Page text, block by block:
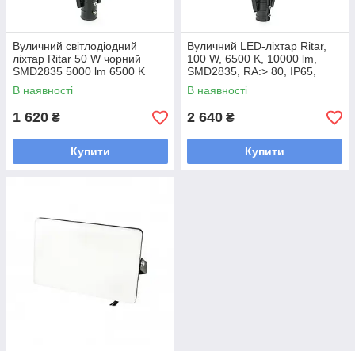
Вуличний світлодіодний
ліхтар Ritar 50 W чорний
SMD2835 5000 lm 6500 K
IP65 алюмінієвий
490x210x85mm для
В наявності
1 620 ₴
Купити
Вуличний LED-ліхтар Ritar,
100 W, 6500 K, 10000 lm,
SMD2835, RA:> 80, IP65,
Black, 720*270*90mm
В наявності
2 640 ₴
Купити